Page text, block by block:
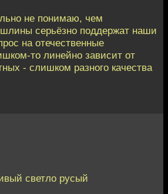
не понимаю, чем
серьёзно поддержат наши
на отечественные
то линейно зависит от
- слишком разного качества
светло русый